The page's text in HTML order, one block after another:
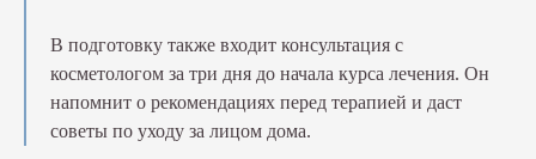
В подготовку также входит консультация с
косметологом за три дня до начала курса лечения. Он
напомнит о рекомендациях перед терапией и даст
советы по уходу за лицом дома.